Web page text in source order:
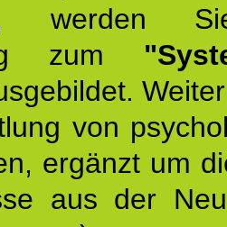
werden
zum
von
ergänzt um
aus der